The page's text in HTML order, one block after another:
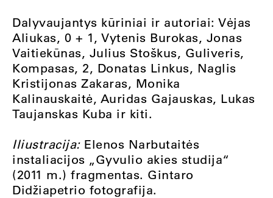
Dalyvaujantys kūriniai ir autoriai: Vėjas
Aliukas, 0 + 1, Vytenis Burokas, Jonas
Vaitiekūnas, Julius Stoškus, Guliveris,
Kompasas, 2, Donatas Linkus, Naglis
Kristijonas Zakaras, Monika
Kalinauskaitė, Auridas Gajauskas, Lukas
Taujanskas Kuba ir kiti.
Iliustracija: Elenos Narbutaitės
instaliacijos „Gyvulio akies studija“
(2011 m.) fragmentas. Gintaro
Didžiapetrio fotografija.